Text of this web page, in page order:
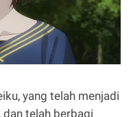
yang telah menjadi
telah berbagi